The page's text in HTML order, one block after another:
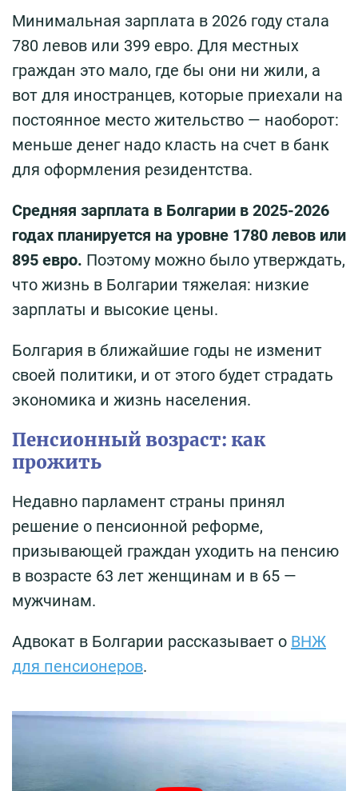
Минимальная зарплата в 2026 году стала
780 левов или 399 евро. Для местных
граждан это мало, где бы они ни жили, а
вот для иностранцев, которые приехали на
постоянное место жительство — наоборот:
меньше денег надо класть на счет в банк
для оформления резидентства.
Средняя зарплата в Болгарии в 2025-2026
годах планируется на уровне 1780 левов или
895 евро. Поэтому можно было утверждать,
что жизнь в Болгарии тяжелая: низкие
зарплаты и высокие цены.
Болгария в ближайшие годы не изменит
своей политики, и от этого будет страдать
экономика и жизнь населения.
Пенсионный возраст: как
прожить
Недавно парламент страны принял
решение о пенсионной реформе,
призывающей граждан уходить на пенсию
в возрасте 63 лет женщинам и в 65 —
мужчинам.
Адвокат в Болгарии рассказывает о ВНЖ
для пенсионеров.